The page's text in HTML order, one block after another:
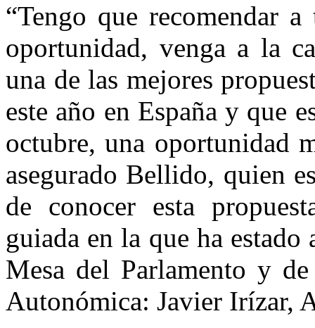
“Tengo que recomendar
oportunidad, venga a la
una de las mejores
este año en España y que
octubre, una oportunidad
asegurado Bellido, quien
de conocer esta
guiada en la que ha
Mesa del Parlamento y
Autonómica: Javier Irízar,